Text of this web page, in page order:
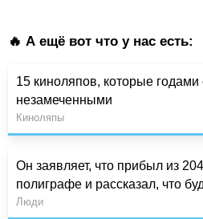
🔥 А ещё вот что у нас есть:
15 киноляпов, которые годами
незамеченными
Киноляпы
Он заявляет, что прибыл из
полиграфе и рассказал, что
Люди